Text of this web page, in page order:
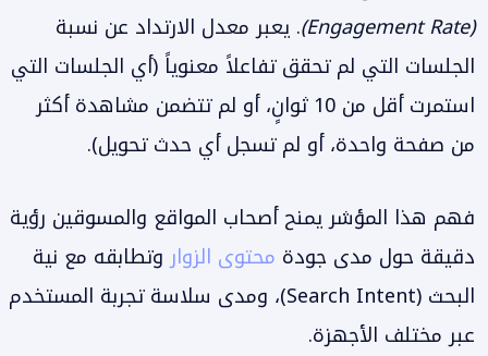
(Engagement Rate)
. يعبر معدل الارتداد عن نسبة
الجلسات التي لم تحقق تفاعلاً معنوياً (أي الجلسات التي
استمرت أقل من 10 ثوانٍ، أو لم تتضمن مشاهدة أكثر
من صفحة واحدة، أو لم تسجل أي حدث تحويل).
فهم هذا المؤشر يمنح أصحاب المواقع والمسوقين رؤية
دقيقة حول مدى جودة محتوى الزواروتطابقه مع نية
البحث (Search Intent)، ومدى سلاسة تجربة المستخدم
عبر مختلف الأجهزة.